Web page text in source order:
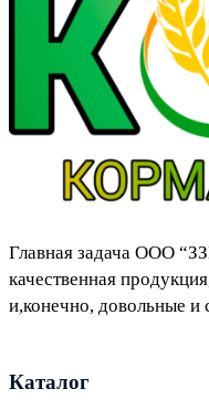
Главная задача ООО
качественная
и,конечно, довольные и
Каталог